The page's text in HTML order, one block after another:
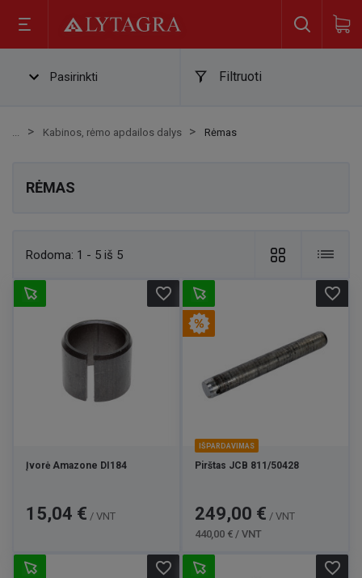
Pasirinkti Filtruoti
Kabinos, rėmo apdailos dalys Rėmas
RĖMAS
Rodoma: 1 - 5 iš 5
Įvorė Amazone DI184
Kaina
15,04 € / VNT
favorite_border
IŠPARDAVIMAS
Pirštas JCB 811/50428
Kaina
249,00 € / VNT
440,00 € / VNT
favorite_border
favorite_border favorite_border